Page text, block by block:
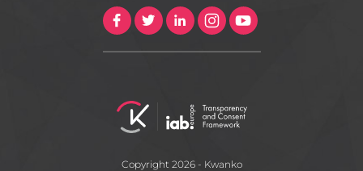
Copyright 2026 - Kwanko